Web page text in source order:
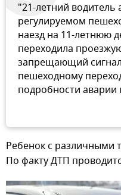
"21-летний
регулируемом
наезд на 11-летнюю
переходила
запрещающий
пешеходному
подробности аварии
Ребенок с различными
По факту ДТП